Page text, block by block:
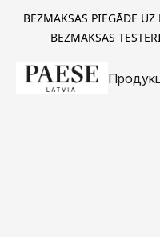
BEZMAKSAS PIEGĀDE
BEZMAKSAS